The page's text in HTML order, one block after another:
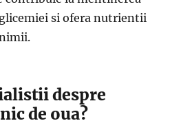
si ofera nutrientii
despre
de oua?